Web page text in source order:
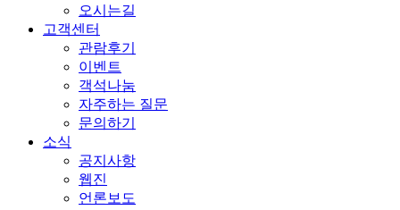
오시는길
고객센터
관람후기
이벤트
객석나눔
자주하는 질문
문의하기
소식
공지사항
웹진
언론보도